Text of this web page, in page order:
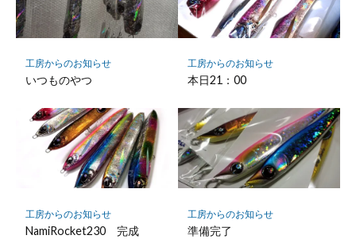
工房からのお知らせ
いつものやつ
工房からのお知らせ
本日21：00
工房からのお知らせ
NamiRocket230 完成
工房からのお知らせ
準備完了